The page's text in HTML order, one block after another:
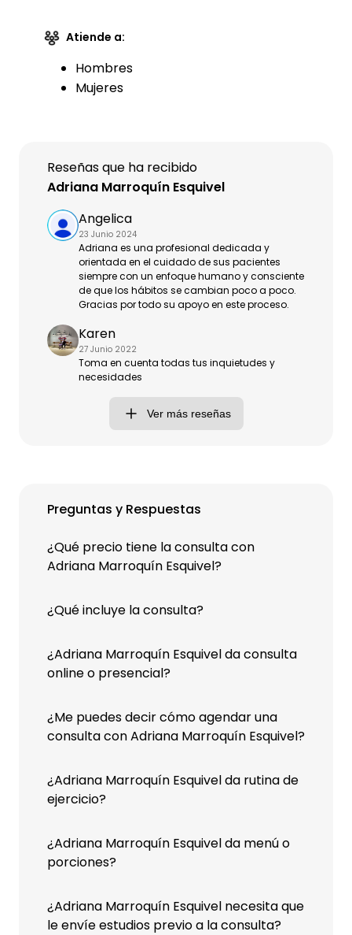
Atiende a:
Hombres
Mujeres
Preguntas y Respuestas
¿Qué precio tiene la consulta con
Adriana Marroquín Esquivel?
¿Qué incluye la consulta?
¿Adriana Marroquín Esquivel da consulta
online o presencial?
¿Me puedes decir cómo agendar una
consulta con Adriana Marroquín Esquivel?
¿Adriana Marroquín Esquivel da rutina de
ejercicio?
¿Adriana Marroquín Esquivel da menú o
porciones?
¿Adriana Marroquín Esquivel necesita que
le envíe estudios previo a la consulta?
Reseñas que ha recibido
Adriana Marroquín Esquivel
Angelica
23 Junio 2024
Adriana es una profesional dedicada y
orientada en el cuidado de sus pacientes
siempre con un enfoque humano y consciente
de que los hábitos se cambian poco a poco.
Gracias por todo su apoyo en este proceso.
Karen
27 Junio 2022
Toma en cuenta todas tus inquietudes y
necesidades
Ver más reseñas